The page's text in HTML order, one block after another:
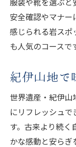
安全確認やマナー
感じられる岩スポ
も人気のコースで
紀伊山地で
世界遺産・紀伊
にリフレッシュ
す。古来より続
かな感動と安ら